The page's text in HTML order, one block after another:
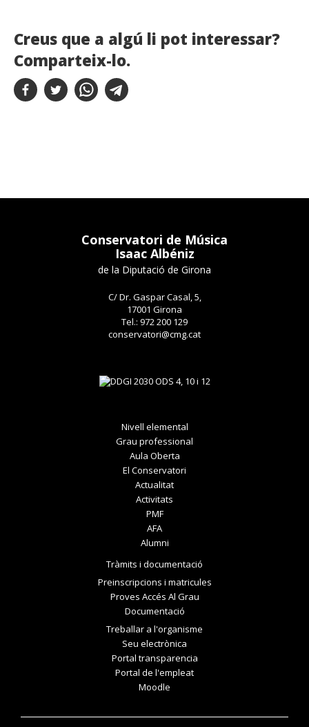
Creus que a algú li pot interessar?
Comparteix-lo.
Conservatori de Música
Isaac Albéniz
de la Diputació de Girona
C/ Dr. Gaspar Casal, 5,
17001 Girona
Tel.: 972 200 129
conservatori@cmg.cat
Nivell elemental
Grau professional
Aula Oberta
El Conservatori
Actualitat
Activitats
PMF
AFA
Alumni
Tràmits i documentació
Preinscripcions i matricules
Proves Accés Al Grau
Documentació
Treballar a l'organisme
Seu electrònica
Portal transparencia
Portal de l'empleat
Moodle